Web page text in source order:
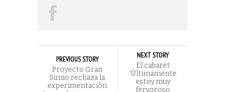
PREVIOUS STORY
Proyecto Gran
Simio rechaza la
experimentación
NEXT STORY
El cabaret
‘Últimamente
estoy muy
fervoroso